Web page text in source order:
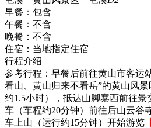
早餐： 包含
午餐： 不含
晚餐： 不含
住宿： 当地指定住宿
行程介绍
参考行程：早餐后前往黄山市客运
看山、黄山归来不看岳”的黄山风
约1.5小时），抵达山脚寨西前往
车（车程约20分钟）前往后山云谷
车上山（运行约15分钟）开始游览